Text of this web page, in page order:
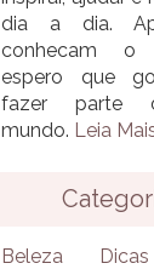
dia a dia.
conhecam
espero que
fazer parte
mundo. Leia
Beleza Dicas